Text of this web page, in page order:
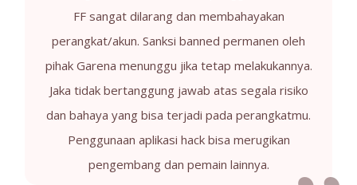
FF sangat dilarang dan membahayakan
perangkat/akun. Sanksi banned permanen oleh
pihak Garena menunggu jika tetap melakukannya.
Jaka tidak bertanggung jawab atas segala risiko
dan bahaya yang bisa terjadi pada perangkatmu.
Penggunaan aplikasi hack bisa merugikan
pengembang dan pemain lainnya.